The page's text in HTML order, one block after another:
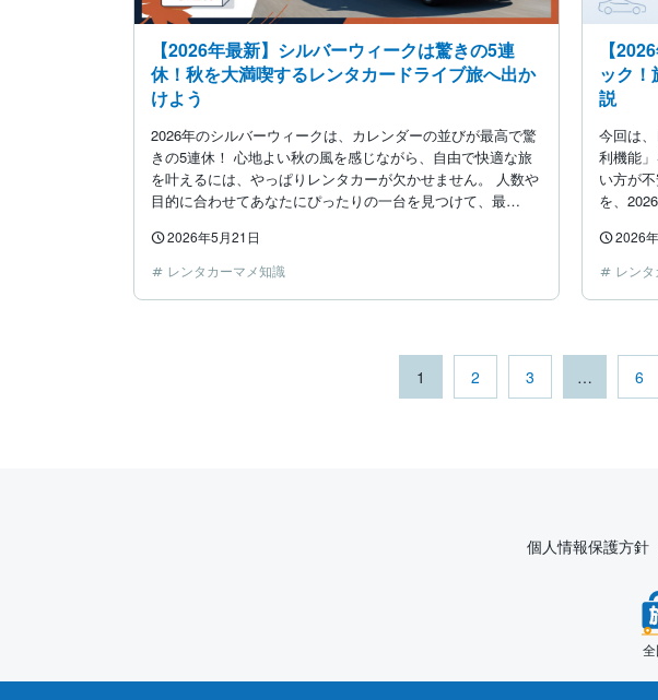
【2026年最新】シルバーウィークは驚きの5連
休！秋を大満喫するレンタカードライブ旅へ出か
けよう
2026年のシルバーウィークは、カレンダーの並びが最高で驚
きの5連休！ 心地よい秋の風を感じながら、自由で快適な旅
を叶えるには、やっぱりレンタカーが欠かせません。 人数や
目的に合わせてあなたにぴったりの一台を見つけて、最…
2026年5月21日
レンタカーマメ知識
【
ック
説
今回は
利機能
い方が
を、
2026
レン
1 2 3 … 6
個人情報保護方針